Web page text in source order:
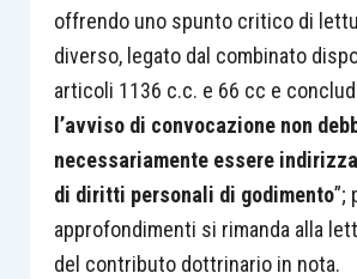
offrendo uno spunto critico di
diverso, legato dal combinato
articoli 1136 c.c. e 66 cc e
l’avviso di convocazione non
necessariamente essere
di diritti personali di godimento”;
approfondimenti si rimanda alla
del contributo dottrinario in nota.